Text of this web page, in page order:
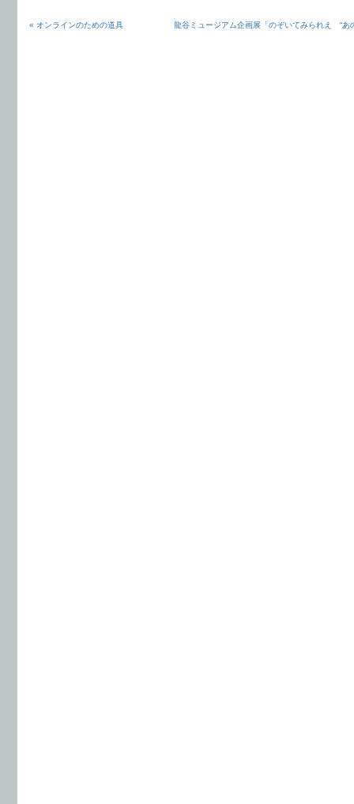
龍谷ミュージアム企画展「のぞいてみられえ “あ
« オンラインのための道具